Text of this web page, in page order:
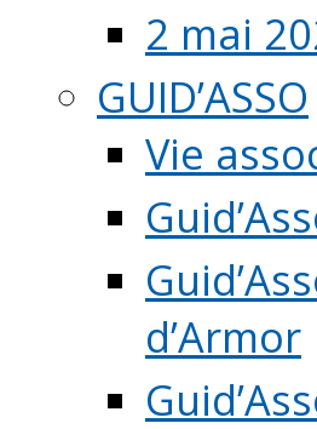
2 mai
GUID’ASSO
Vie
d’Armor